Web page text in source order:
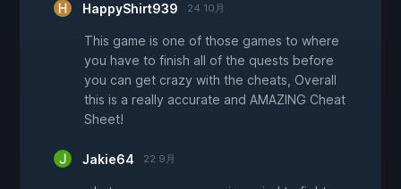
HappyShirt939 24 10月
This game is one of those games to where
you have to finish all of the quests before
you can get crazy with the cheats, Overall
this is a really accurate and AMAZING Cheat
Sheet!
Jakie64 22 9月